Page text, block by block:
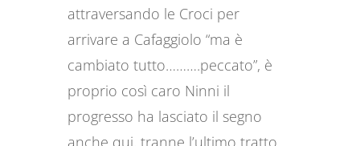
attraversando le Croci per
arrivare a Cafaggiolo “ma è
cambiato tutto……….peccato”, è
proprio così caro Ninni il
progresso ha lasciato il segno
anche qui, tranne l’ultimo tratto